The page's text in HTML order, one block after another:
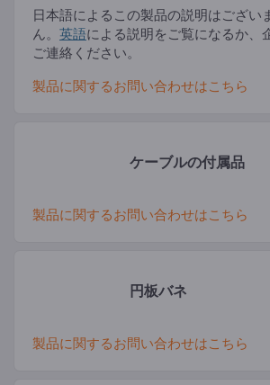
日本語によるこの製品の説明はござい
ん。 英語による説明をご覧になるか、
ご連絡ください。
製品に関するお問い合わせはこちら
ケーブルの付属品
製品に関するお問い合わせはこちら
円板バネ
製品に関するお問い合わせはこちら